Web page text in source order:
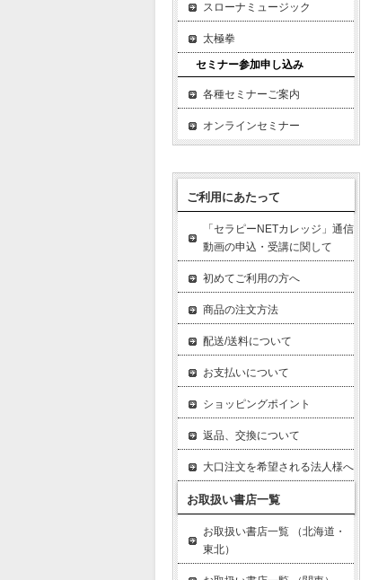
スローナミュージック
太極拳
セミナー参加申し込み
各種セミナーご案内
オンラインセミナー
ご利用にあたって
「セラピーNETカレッジ」通信
動画の申込・受講に関して
初めてご利用の方へ
商品の注文方法
配送/送料について
お支払いについて
ショッピングポイント
返品、交換について
大口注文を希望される法人様へ
お取扱い書店一覧
お取扱い書店一覧 （北海道・
東北）